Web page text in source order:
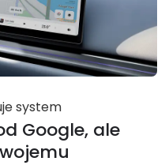
system
Google, ale